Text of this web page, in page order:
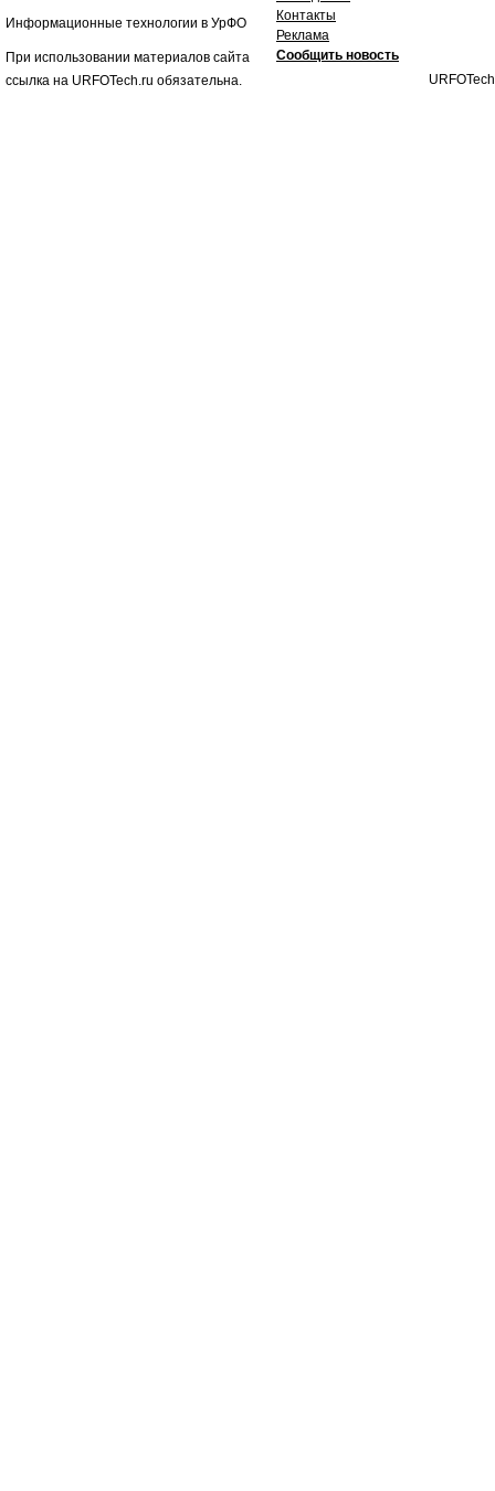
Информационные технологии в УрФО
При использовании материалов сайта
ссылка на URFOTech.ru обязательна.
Контакты
Реклама
Сообщить новость